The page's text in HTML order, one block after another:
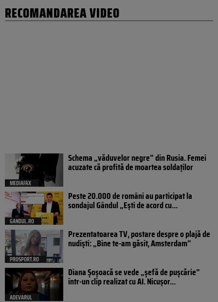
RECOMANDAREA VIDEO
MEDIAFAX
Schema „văduvelor negre” din Rusia. Femei
acuzate că profită de moartea soldaților
GANDUL.RO
Peste 20.000 de români au participat la
sondajul Gândul „Ești de acord cu...
PROSPORT.RO
Prezentatoarea TV, postare despre o plajă de
nudiști: „Bine te-am găsit, Amsterdam”
ADEVARUL
Diana Șoșoacă se vede „șefă de pușcărie”
într-un clip realizat cu AI. Nicușor...